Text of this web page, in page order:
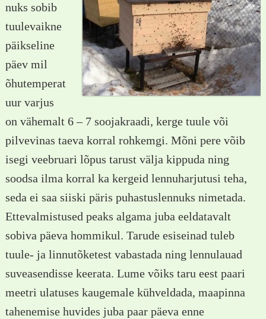
nuks sobib
tuulevaikne
päikseline
päev mil
õhutemperat
uur varjus
on vähemalt 6 – 7 soojakraadi, kerge tuule või
pilvevinas taeva korral rohkemgi. Mõni pere võib
isegi veebruari lõpus tarust välja kippuda ning
soodsa ilma korral ka kergeid lennuharjutusi teha,
seda ei saa siiski päris puhastuslennuks nimetada.
Ettevalmistused peaks algama juba eeldatavalt
sobiva päeva hommikul. Tarude esiseinad tuleb
tuule- ja linnutõketest vabastada ning lennulauad
suveasendisse keerata. Lume võiks taru eest paari
meetri ulatuses kaugemale kühveldada, maapinna
tahenemise huvides juba paar päeva enne